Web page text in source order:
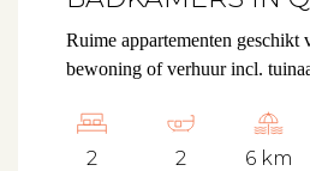
Ruime appartementen geschikt
bewoning of verhuur incl.
2 2 6 km